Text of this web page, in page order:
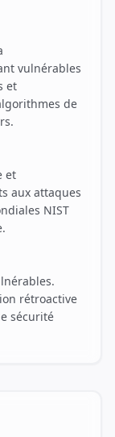
vulnérables
et
de
et
aux attaques
NIST
rétroactive
sécurité